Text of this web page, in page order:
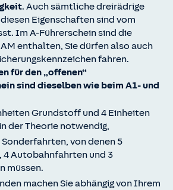
. Auch sämtliche dreirädrige
Eigenschaften sind vom
Im A-Führerschein sind die
enthalten, Sie dürfen also auch
fahren.
für den „offenen“
sind dieselben wie beim A1- und
Grundstoff und 4 Einheiten
der Theorie notwendig,
von denen 5
Autobahnfahrten und 3
müssen.
machen Sie abhängig von Ihrem